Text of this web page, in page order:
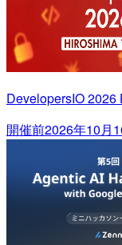
DevelopersIO
開催前2026年10月